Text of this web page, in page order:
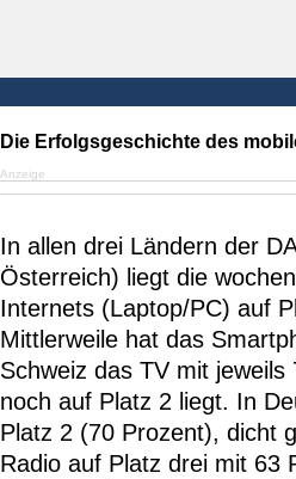
Die Erfolgsgeschichte des
Anzeige
In allen drei Ländern der
Österreich) liegt die
Internets (Laptop/PC) auf
Mittlerweile hat das
Schweiz das TV mit
noch auf Platz 2 liegt. In
Platz 2 (70 Prozent), dicht
Radio auf Platz drei mit 63